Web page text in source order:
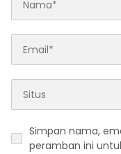
Simpan nama,
peramban ini